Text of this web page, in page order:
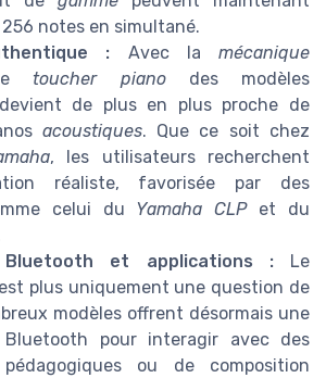
notes en simultané.
: Avec lamécanique
toucher pianodes modèles
de plus en plus proche de
acoustiques. Que ce soit chez
, les utilisateurs recherchent
réaliste, favorisée par des
celui du Yamaha CLPet du
Bluetooth et applications :
Le
plus uniquement une question de
modèles offrent désormais une
Bluetooth pour interagir avec des
pédagogiques ou de composition